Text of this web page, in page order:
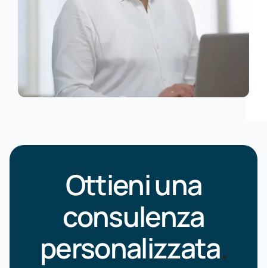
Ottieni una
consulenza
personalizzata.